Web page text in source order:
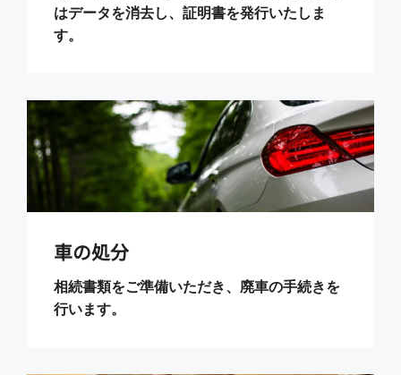
はデータを消去し、証明書を発行いたしま
す。
車の処分
相続書類をご準備いただき、廃車の手続きを
行います。